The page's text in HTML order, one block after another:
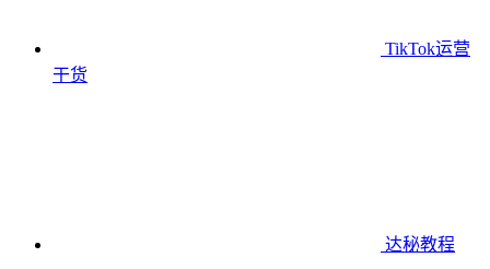
TikTok运营
干货
达秘教程